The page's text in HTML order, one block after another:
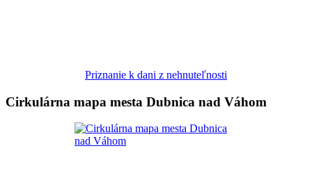
Priznanie k dani z nehnuteľnosti
Cirkulárna mapa mesta Dubnica nad Váhom